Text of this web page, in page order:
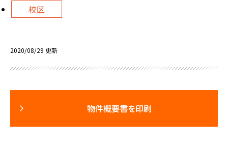
校区
2020/08/29 更新
物件概要書を印刷